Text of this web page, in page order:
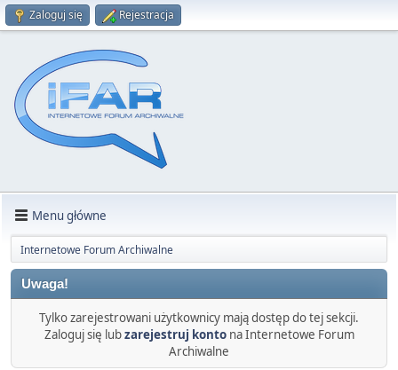
Zaloguj się Rejestracja
Menu główne
Internetowe Forum Archiwalne
Uwaga!
Tylko zarejestrowani użytkownicy mają dostęp do tej sekcji.
Zaloguj się lubzarejestruj kontona Internetowe Forum
Archiwalne